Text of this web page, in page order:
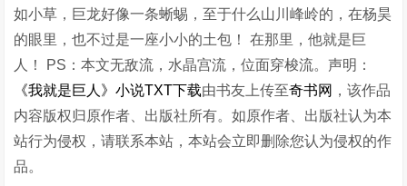
如小草，巨龙好像一条蜥蜴，至于什么山川峰岭的，在杨昊
的眼里，也不过是一座小小的土包！ 在那里，他就是巨
人！ PS：本文无敌流，水晶宫流，位面穿梭流。声明：
《我就是巨人》小说TXT下载由书友上传至奇书网 ，该作品
内容版权归原作者、出版社所有。如原作者、出版社认为本
站行为侵权，请联系本站，本站会立即删除您认为侵权的作
品。